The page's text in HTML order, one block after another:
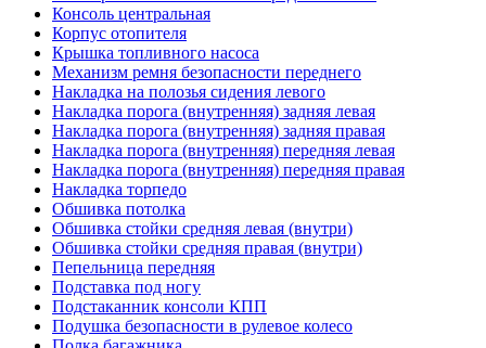
Консоль центральная
Корпус отопителя
Крышка топливного насоса
Механизм ремня безопасности переднего
Накладка на полозья сидения левого
Накладка порога (внутренняя) задняя левая
Накладка порога (внутренняя) задняя правая
Накладка порога (внутренняя) передняя левая
Накладка порога (внутренняя) передняя правая
Накладка торпедо
Обшивка потолка
Обшивка стойки средняя левая (внутри)
Обшивка стойки средняя правая (внутри)
Пепельница передняя
Подставка под ногу
Подстаканник консоли КПП
Подушка безопасности в рулевое колесо